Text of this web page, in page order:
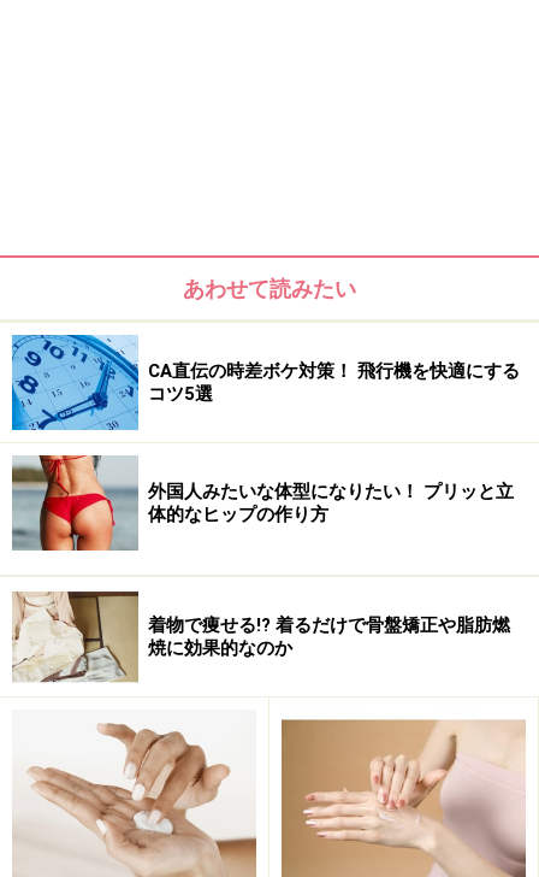
実は昨年の暮れから、毎日自宅で着物を着て過ごしてい
ます。
キッカケは母からたくさん着物を譲り受けたこと。
その中にはオシャレ着として外には着ていけないような
柄のものや、シミがあるものもありました。
そんなとき、たまたま手にとった健康雑誌に「着物の健
」についての記事があったのです。
それによりますと、着物の下着や襦袢を着るときの「
」には骨盤を正しい位置に矯正する働きがあり、さら
に家事をするときの「たすきがけ」には背骨を伸ばす働
あわせて読みたい
CA直伝の時差ボケ対策！ 飛行機を快適にする
コツ5選
外国人みたいな体型になりたい！ プリッと立
体的なヒップの作り方
着物で痩せる!? 着るだけで骨盤矯正や脂肪燃
焼に効果的なのか